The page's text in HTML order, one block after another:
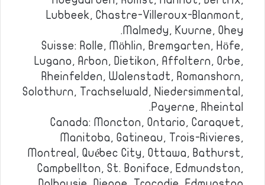
Lubbeek, Chastre-Villeroux-Blanmont,
Malmedy, Kuurne, Ohey.
Suisse: Rolle, Möhlin, Bremgarten, Höfe,
Lugano, Arbon, Dietikon, Affoltern, Orbe,
Rheinfelden, Walenstadt, Romanshorn,
Solothurn, Trachselwald, Niedersimmental,
Payerne, Rheintal.
Canada: Moncton, Ontario, Caraquet,
Manitoba, Gatineau, Trois-Rivieres,
Montreal, Québec City, Ottawa, Bathurst,
Campbellton, St. Boniface, Edmundston,